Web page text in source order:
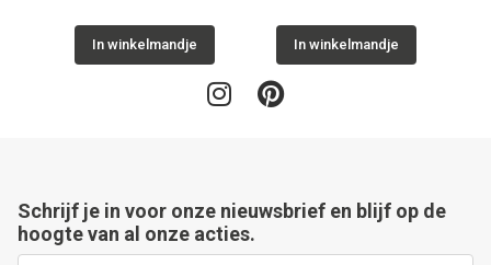
In winkelmandje In winkelmandje
Schrijf je in voor onze nieuwsbrief en blijf op de
hoogte van al onze acties.